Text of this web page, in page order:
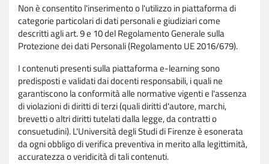
Non è consentito l'inserimento o l'utilizzo in piattaforma di
categorie particolari di dati personali e giudiziari come
descritti agli art. 9 e 10 del Regolamento Generale sulla
Protezione dei dati Personali (Regolamento UE 2016/679).
I contenuti presenti sulla piattaforma e-learning sono
predisposti e validati dai docenti responsabili, i quali ne
garantiscono la conformità alle normative vigenti e l'assenza
di violazioni di diritti di terzi (quali diritti d'autore, marchi,
brevetti o altri diritti tutelati dalla legge, da contratti o
consuetudini). L'Università degli Studi di Firenze è esonerata
da ogni obbligo di verifica preventiva in merito alla legittimità,
accuratezza o veridicità di tali contenuti.